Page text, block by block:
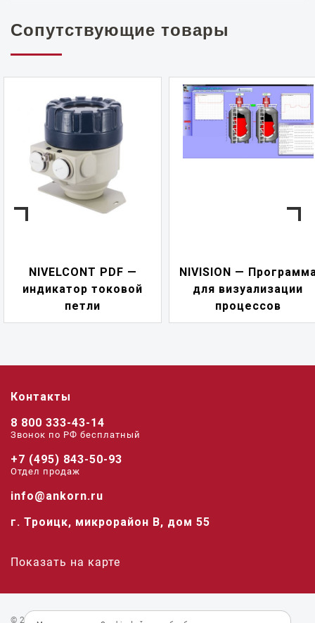
Сопутствующие товары
NIVELCONT PDF —
индикатор токовой
петли
NIVISION —
для визуализации
процессов
Контакты
8 800 333-43-14
Звонок по РФ беcплатный
+7 (495) 843-50-93
Отдел продаж
info@ankorn.ru
г. Троицк, микрорайон В, дом 55
Показать на карте
© 2026 «Анкорн».